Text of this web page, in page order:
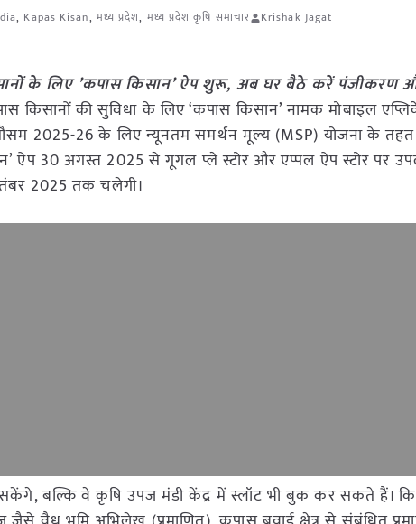
, Kapas Kisan, मध्य प्रदेश, मध्य प्रदेश कृषि समाचार Krishak Jagat
के लिए ’कपास किसान’ ऐप शुरू, अब घर बैठे करें पंजीकरण
किसानों की सुविधा के लिए ‘कपास किसान’ नामक मोबाइल
2025-26 के लिए न्यूनतम समर्थन मूल्य (MSP) योजना के
ऐप 30 अगस्त 2025 से गूगल प्ले स्टोर और एप्पल ऐप स्टोर पर
2025 तक चलेगी।
बल्कि वे कृषि उपज मंडी केंद्र में स्लॉट भी बुक कर सकते हैं।